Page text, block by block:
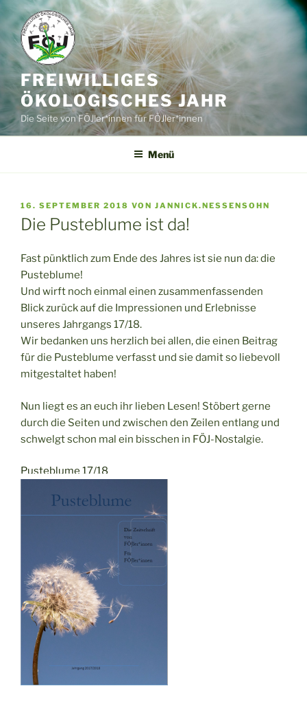
Inhalt
springen
FREIWILLIGES
ÖKOLOGISCHES JAHR
Die Seite von FÖJler*innen für FÖJler*innen
Menü
VERÖFFENTLICHT
AM
16. SEPTEMBER 2018 VON JANNICK.NESSENSOHN
Die Pusteblume ist da!
Fast pünktlich zum Ende des Jahres ist sie nun da: die
Pusteblume!
Und wirft noch einmal einen zusammenfassenden
Blick zurück auf die Impressionen und Erlebnisse
unseres Jahrgangs 17/18.
Wir bedanken uns herzlich bei allen, die einen Beitrag
für die Pusteblume verfasst und sie damit so liebevoll
mitgestaltet haben!
Nun liegt es an euch ihr lieben Lesen! Stöbert gerne
durch die Seiten und zwischen den Zeilen entlang und
schwelgt schon mal ein bisschen in FÖJ-Nostalgie.
Pusteblume 17/18